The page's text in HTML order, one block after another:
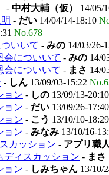
- 中村大輔（仮） 14/05/
- だい 14/04/14-18:10
No.678
いいて - みの 14/03/26-
会についいて - みの 14/
会についいて - まさ 14/
- しん 13/09/03-15:22
ョン - しの 13/09/13-20:10
ョン - だい 13/09/26-17:40
ョン - こう 13/10/10-18:29
ョン - みなみ 13/10/16-
カッション - アプリ職
ディスカッション - まさ
ョン - しみちゃん 13/10/